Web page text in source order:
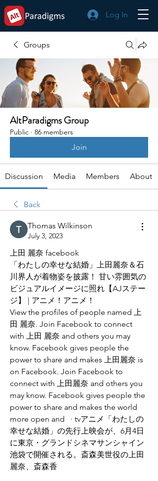
Log In
Groups
AltParadigms Group
Public · 86 members
Join
Discussion Media Members About
Back
Thomas Wilkinson
July 3, 2023
上田 麗奈 facebook
「わたしの幸せな結婚」上田麗奈＆石
川界人が着物姿を披露！ 甘い雰囲気の
ビジュアルイメージに照れ【AJステー
ジ】 | アニメ！アニメ！
View the profiles of people named 上
田 麗奈. Join Facebook to connect
with 上田 麗奈 and others you may
know. Facebook gives people the
power to share and makes 上田麗奈 is
on Facebook. Join Facebook to
connect with 上田麗奈 and others you
may know. Facebook gives people the
power to share and makes the world
more open and   · tvアニメ「わたしの
幸せな結婚」の先行上映会が、6月4日
に東京・グランドシネマサンシャイン
池袋で開催される。斎森美世役の上田
麗奈、斎森香